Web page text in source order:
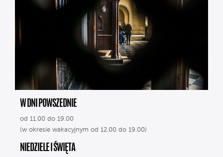
W DNI POWSZEDNIE
od 11.00 do 19.00
(w okresie wakacyjnym od 12.00 do 19.00)
NIEDZIELE I ŚWIĘTA